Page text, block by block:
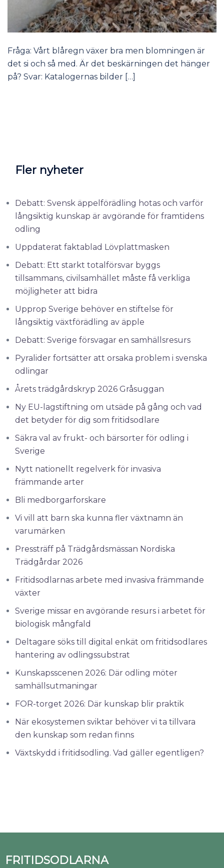
Fråga: Vårt blåregn växer bra men blomningen är
det si och så med. Är det beskärningen det hänger
på? Svar: Katalogernas bilder […]
Fler nyheter
Debatt: Svensk äppelförädling hotas och varför
långsiktig kunskap är avgörande för framtidens
odling
Uppdaterat faktablad Lövplattmasken
Debatt: Ett starkt totalförsvar byggs
tillsammans, civilsamhället måste få verkliga
möjligheter att bidra
Upprop Sverige behöver en stiftelse för
långsiktig växtförädling av äpple
Debatt: Sverige försvagar en samhällsresurs
Pyralider fortsätter att orsaka problem i svenska
odlingar
Årets trädgårdskryp 2026 Gråsuggan
Ny EU-lagstiftning om utsäde på gång och vad
det betyder för dig som fritidsodlare
Säkra val av frukt- och bärsorter för odling i
Sverige
Nytt nationellt regelverk för invasiva
främmande arter
Bli medborgarforskare
Vi vill att barn ska kunna fler växtnamn än
varumärken
Pressträff på Trädgårdsmässan Nordiska
Trädgårdar 2026
Fritidsodlarnas arbete med invasiva främmande
växter
Sverige missar en avgörande resurs i arbetet för
biologisk mångfald
Deltagare söks till digital enkät om fritidsodlares
hantering av odlingssubstrat
Kunskapsscenen 2026: Där odling möter
samhällsutmaningar
FOR-torget 2026: Där kunskap blir praktik
När ekosystemen sviktar behöver vi ta tillvara
den kunskap som redan finns
Växtskydd i fritidsodling. Vad gäller egentligen?
FRITIDSODLARNA